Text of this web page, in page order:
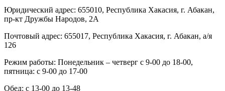
Юридический адрес: 655010, Республика Хакасия, г. Абакан,
пр-кт Дружбы Народов, 2А
Почтовый адрес: 655017, Республика Хакасия, г. Абакан, а/я
126
Режим работы: Понедельник – четверг с 9-00 до 18-00,
пятница: с 9-00 до 17-00
Обед: с 13-00 до 13-48